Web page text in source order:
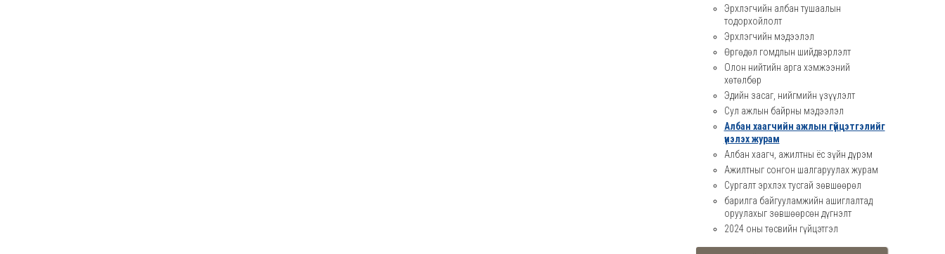
Эрхлэгчийн албан тушаалын
тодорхойлолт
Эрхлэгчийн мэдээлэл
Өргөдөл гомдлын шийдвэрлэлт
Олон нийтийн арга хэмжээний
хөтөлбөр
Эдийн засаг, нийгмийн үзүүлэлт
Сул ажлын байрны мэдээлэл
Албан хаагчийн ажлын гүйцэтгэлийг
үнэлэх журам
Албан хаагч, ажилтны ёс зүйн дүрэм
Ажилтныг сонгон шалгаруулах журам
Сургалт эрхлэх тусгай зөвшөөрөл
барилга байгууламжийн ашиглалтад
оруулахыг зөвшөөрсөн дүгнэлт
2024 оны төсвийн гүйцэтгэл